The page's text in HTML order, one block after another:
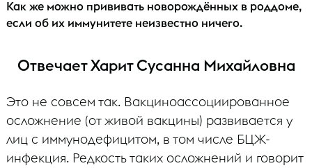
Как же можно прививать новорождённых в роддоме,
если об их иммунитете неизвестно ничего.
Отвечает Харит Сусанна Михайловна
Это не совсем так. Вакциноассоциированное
осложнение (от живой вакцины) развивается у
лиц с иммунодефицитом, в том числе БЦЖ-
инфекция. Редкость таких осложнений и говорит